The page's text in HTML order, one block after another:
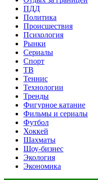
ПДД
Политика
Происшествия
Психология
Рынки
Сериалы
Спорт
ТВ
Теннис
Технологии
Тренды
Фигурное катание
Фильмы и сериалы
Футбол
Хоккей
Шахматы
Шоу-бизнес
Экология
Экономика